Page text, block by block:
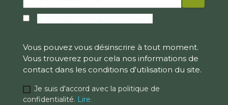
Vous pouvez vous désinscrire à tout moment.
Vous trouverez pour cela nos informations de
contact dans les conditions d'utilisation du site.
Je suis d'accord avec la politique de
confidentialité. Lire.